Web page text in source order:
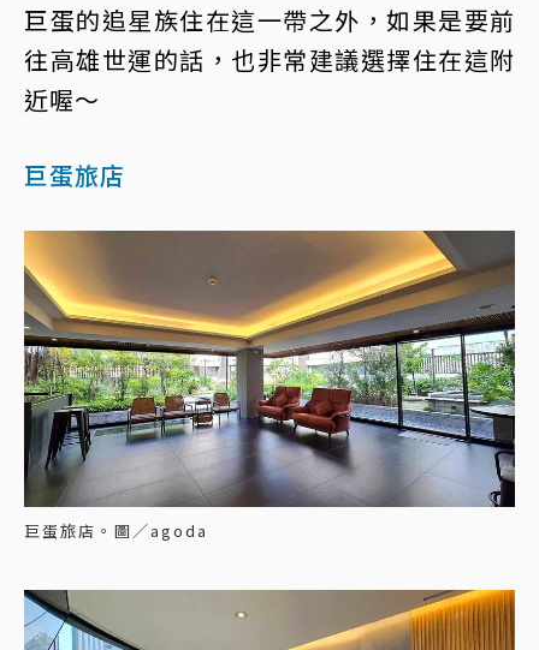
巨蛋的追星族住在這一帶之外，如果是要前
往高雄世運的話，也非常建議選擇住在這附
近喔～
巨蛋旅店
巨蛋旅店。圖／agoda